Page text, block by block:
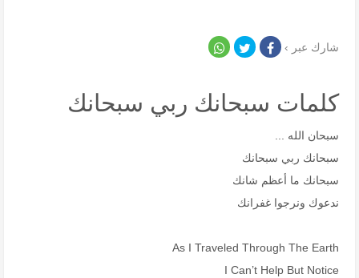
شارك عبر ›
كلمات سبحانك ربي سبحانك
سبحان الله ...
سبحانك ربي سبحانك
سبحانك ما أعظم شانك
ندعوك ونرجوا غفرانك
As I Traveled Through The Earth
I Can’t Help But Notice